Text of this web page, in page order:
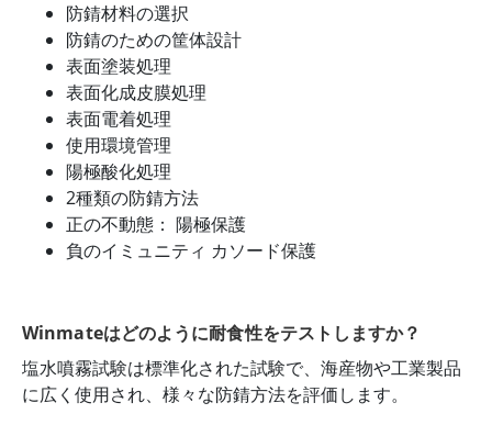
防錆材料の選択
防錆のための筐体設計
表面塗装処理
表面化成皮膜処理
表面電着処理
使用環境管理
陽極酸化処理
2種類の防錆方法
正の不動態： 陽極保護
負のイミュニティ カソード保護
Winmateはどのように耐食性をテストしますか？
塩水噴霧試験は標準化された試験で、海産物や工業製品
に広く使用され、様々な防錆方法を評価します。